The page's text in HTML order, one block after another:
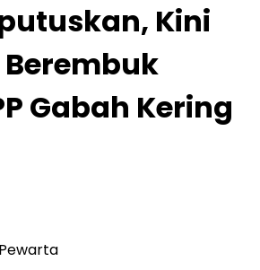
Kini
Gabah Kering